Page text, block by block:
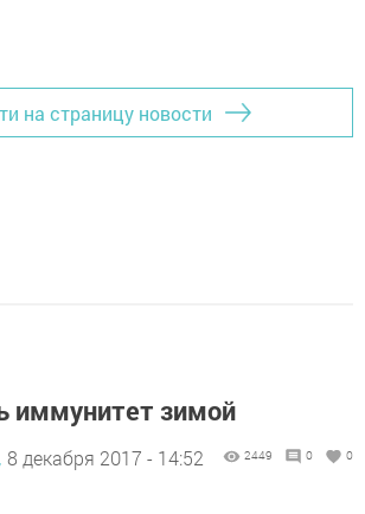
на страницу новости
иммунитет зимой
8 декабря 2017 - 14:52 2449 0 0